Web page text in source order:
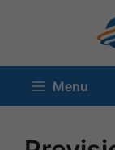
contenuto
Menu